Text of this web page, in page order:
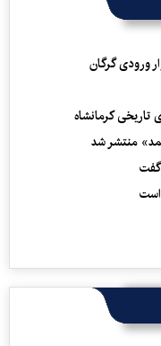
ورودی گرگان
تاریخی کرمانشاه
منتشر شد
است